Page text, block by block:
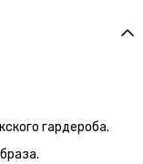
гардероба.